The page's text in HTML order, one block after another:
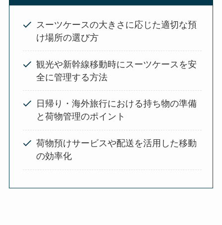
スーツケースの大きさに応じた適切な預
け場所の選び方
観光や新幹線移動時にスーツケースを安
全に管理する方法
日帰り・海外旅行における持ち物の準備
と荷物管理のポイント
荷物預けサービスや配送を活用した移動
の効率化